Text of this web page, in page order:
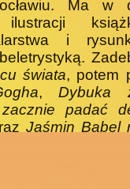
Ma w
i
świata, potem
,Dy­buka
padać
Jaśmin Babel